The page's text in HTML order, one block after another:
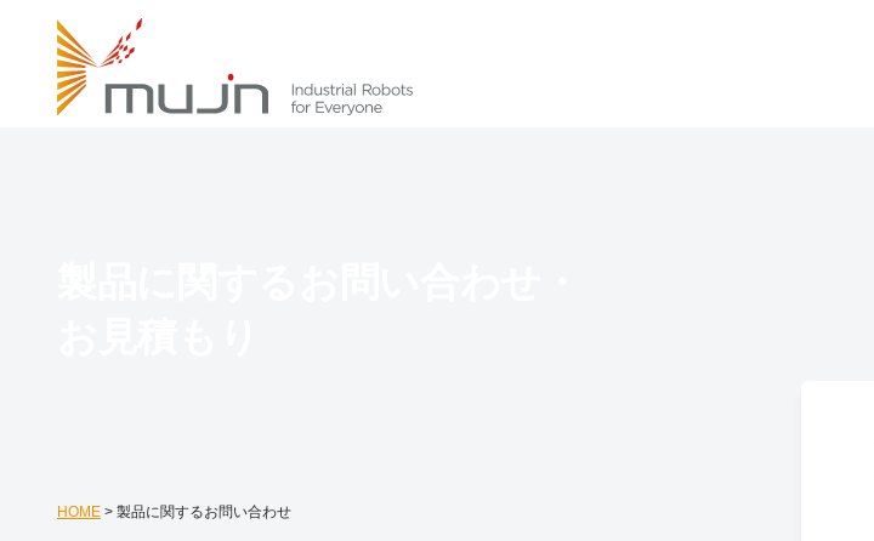
HOME > 製品に関するお問い合わせ